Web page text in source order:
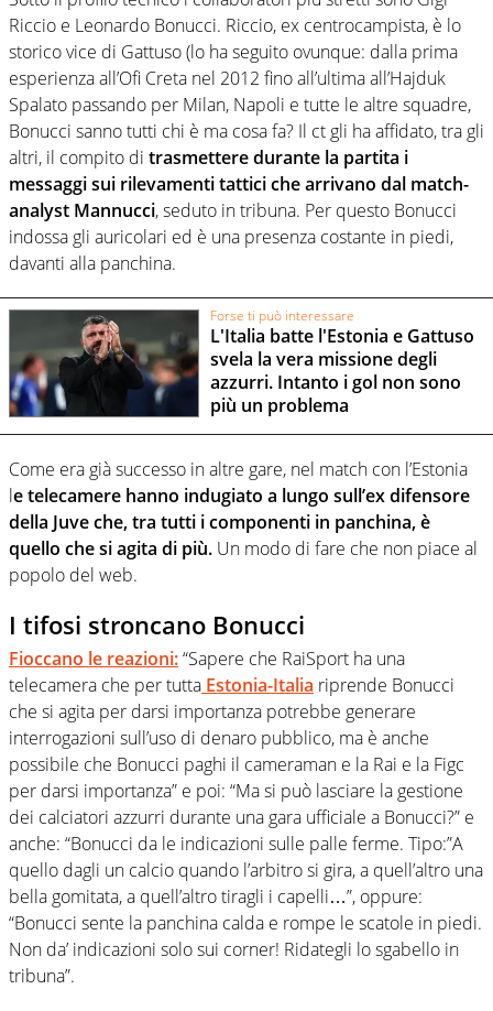
Riccio e Leonardo Bonucci. Riccio, ex centrocampista, è lo
storico vice di Gattuso (lo ha seguito ovunque: dalla prima
esperienza all’Ofi Creta nel 2012 fino all’ultima all’Hajduk
Spalato passando per Milan, Napoli e tutte le altre squadre,
Bonucci sanno tutti chi è ma cosa fa? Il ct gli ha affidato, tra gli
altri, il compito di trasmettere durante la partita i
messaggi sui rilevamenti tattici che arrivano dal match-
analyst Mannucci, seduto in tribuna. Per questo Bonucci
indossa gli auricolari ed è una presenza costante in piedi,
davanti alla panchina.
Forse ti può interessare
L'Italia batte l'Estonia e Gattuso
svela la vera missione degli
azzurri. Intanto i gol non sono
più un problema
Come era già successo in altre gare, nel match con l’Estonia
le telecamere hanno indugiato a lungo sull’ex difensore
della Juve che, tra tutti i componenti in panchina, è
quello che si agita di più. Un modo di fare che non piace al
popolo del web.
I tifosi stroncano Bonucci
Fioccano le reazioni:“Sapere che RaiSport ha una
telecamera che per tutta Estonia-Italia riprende Bonucci
che si agita per darsi importanza potrebbe generare
interrogazioni sull’uso di denaro pubblico, ma è anche
possibile che Bonucci paghi il cameraman e la Rai e la Figc
per darsi importanza” e poi: “Ma si può lasciare la gestione
dei calciatori azzurri durante una gara ufficiale a Bonucci?” e
anche: “Bonucci da le indicazioni sulle palle ferme. Tipo:”A
quello dagli un calcio quando l’arbitro si gira, a quell’altro una
bella gomitata, a quell’altro tiragli i capelli…”, oppure:
“Bonucci sente la panchina calda e rompe le scatole in piedi.
Non da’ indicazioni solo sui corner! Ridategli lo sgabello in
tribuna”.